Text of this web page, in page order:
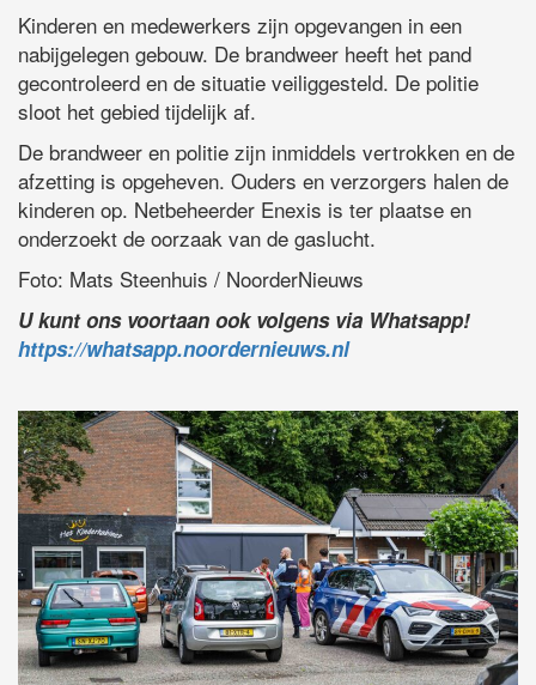
Kinderen en medewerkers zijn opgevangen in een
nabijgelegen gebouw. De brandweer heeft het pand
gecontroleerd en de situatie veiliggesteld. De politie
sloot het gebied tijdelijk af.
De brandweer en politie zijn inmiddels vertrokken en de
afzetting is opgeheven. Ouders en verzorgers halen de
kinderen op. Netbeheerder Enexis is ter plaatse en
onderzoekt de oorzaak van de gaslucht.
Foto: Mats Steenhuis / NoorderNieuws
U kunt ons voortaan ook volgens via Whatsapp!
https://whatsapp.noordernieuws.nl